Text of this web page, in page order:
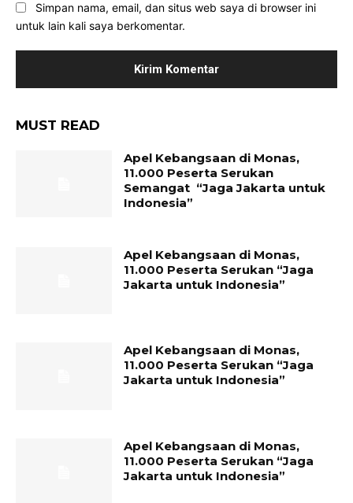
Simpan nama, email, dan situs web saya di browser ini
untuk lain kali saya berkomentar.
MUST READ
Apel Kebangsaan di Monas,
11.000 Peserta Serukan
Semangat “Jaga Jakarta untuk
Indonesia”
Apel Kebangsaan di Monas,
11.000 Peserta Serukan “Jaga
Jakarta untuk Indonesia”
Apel Kebangsaan di Monas,
11.000 Peserta Serukan “Jaga
Jakarta untuk Indonesia”
Apel Kebangsaan di Monas,
11.000 Peserta Serukan “Jaga
Jakarta untuk Indonesia”